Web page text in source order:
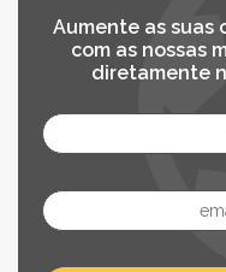
Aumente as suas
com as nossas
diretamente